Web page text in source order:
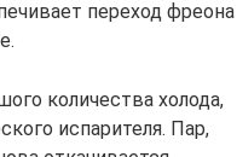
переход фреона
количества холода,
испарителя. Пар,